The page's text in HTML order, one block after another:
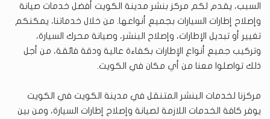
السبب، يقدم لكم مركز بنشر مدينة الكويت أفضل خدمات صيانة
وإصلاح إطارات السيارات بجميع أنواعها. من خلال خدماتنا، يمكنكم
تغيير أو تبديل الإطارات، وإصلاح البنشر، وصيانة محرك السيارة،
وتركيب جميع أنواع الإطارات بكفاءة عالية ودقة فائقة، من أجل
ذلك تواصلوا معنا من أي مكان في الكويت.
مركزنا لخدمات البنشر المتنقل في مدينة الكويت في الكويت
يوفر كافة الخدمات اللازمة لصيانة وإصلاح إطارات السيارة، ومن بين